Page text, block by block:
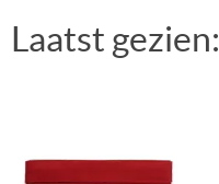
Laatst gezien: